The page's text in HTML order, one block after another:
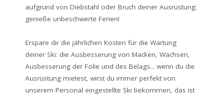
aufgrund von Diebstahl oder Bruch deiner Ausrüstung:
genieße unbeschwerte Ferien!
Erspare dir die jährlichen Kosten für die Wartung
deiner Ski: die Ausbesserung von Macken, Wachsen,
Ausbesserung der Folie und des Belags... wenn du die
Ausrüstung mietest, wirst du immer perfekt von
unserem Personal eingestellte Ski bekommen, das ist